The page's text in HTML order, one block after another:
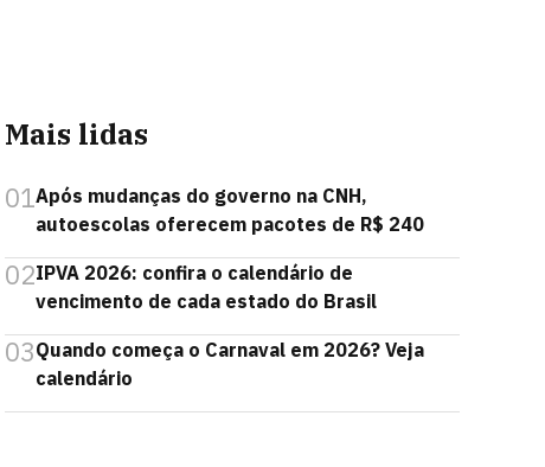
Mais lidas
01Após mudanças do governo na CNH,
autoescolas oferecem pacotes de R$ 240
02IPVA 2026: confira o calendário de
vencimento de cada estado do Brasil
03Quando começa o Carnaval em 2026? Veja
calendário